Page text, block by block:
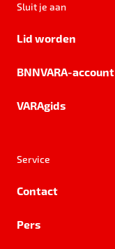
Sluit je aan
Lid worden
BNNVARA-account
VARAgids
Service
Contact
Pers